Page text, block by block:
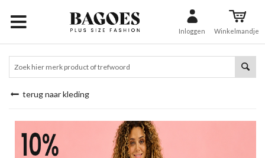
Inloggen Winkelmandje
terug naar kleding